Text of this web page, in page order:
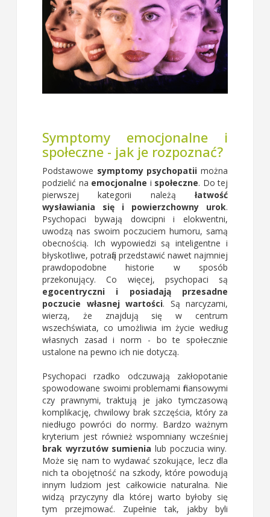
Symptomy emocjonalne i
społeczne - jak je rozpoznać?
Podstawowe symptomy psychopatii można
podzielić na emocjonalne i społeczne. Do tej
pierwszej kategorii należą łatwość
wysławiania się i powierzchowny urok.
Psychopaci bywają dowcipni i elokwentni,
uwodzą nas swoim poczuciem humoru, samą
obecnością. Ich wypowiedzi są inteligentne i
błyskotliwe, potrafią przedstawić nawet najmniej
prawdopodobne historie w sposób
przekonujący. Co więcej, psychopaci są
egocentryczni i posiadają przesadne
poczucie własnej wartości. Są narcyzami,
wierzą, że znajdują się w centrum
wszechświata, co umożliwia im życie według
własnych zasad i norm - bo te społecznie
ustalone na pewno ich nie dotyczą.
Psychopaci rzadko odczuwają zakłopotanie
spowodowane swoimi problemami finansowymi
czy prawnymi, traktują je jako tymczasową
komplikację, chwilowy brak szczęścia, który za
niedługo powróci do normy. Bardzo ważnym
kryterium jest również wspomniany wcześniej
brak wyrzutów sumienia lub poczucia winy.
Może się nam to wydawać szokujące, lecz dla
nich ta obojętność na szkody, które powodują
innym ludziom jest całkowicie naturalna. Nie
widzą przyczyny dla której warto byłoby się
tym przejmować. Zupełnie tak, jakby byli